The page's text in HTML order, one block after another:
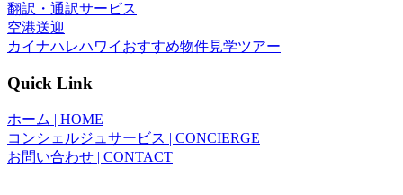
翻訳・通訳サービス
空港送迎
カイナハレハワイおすすめ物件見学ツアー
Quick Link
ホーム | HOME
コンシェルジュサービス | CONCIERGE
お問い合わせ | CONTACT